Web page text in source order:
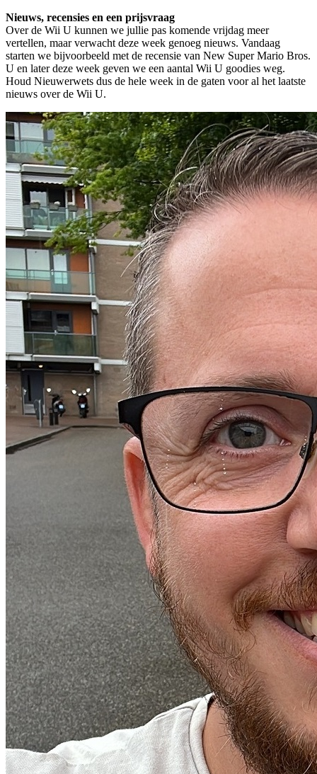
Nieuws, recensies en een prijsvraag
Over de Wii U kunnen we jullie pas komende vrijdag meer
vertellen, maar verwacht deze week genoeg nieuws. Vandaag
starten we bijvoorbeeld met de recensie van New Super Mario Bros.
U en later deze week geven we een aantal Wii U goodies weg.
Houd Nieuwerwets dus de hele week in de gaten voor al het laatste
nieuws over de Wii U.